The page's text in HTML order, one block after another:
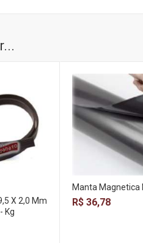
X 2,0 Mm
Kg
Manta Magnetica
R$ 36,78